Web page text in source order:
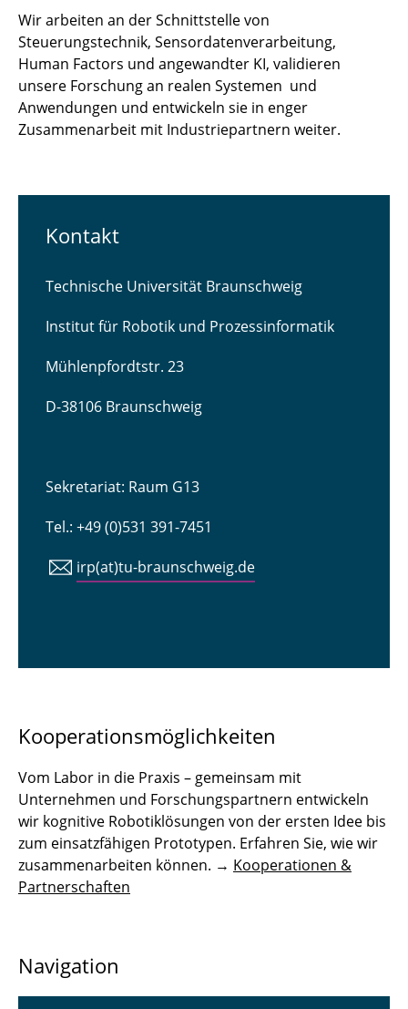
Wir arbeiten an der Schnittstelle von
Steuerungstechnik, Sensordatenverarbeitung,
Human Factors und angewandter KI, validieren
unsere Forschung an realen Systemen und
Anwendungen und entwickeln sie in enger
Zusammenarbeit mit Industriepartnern weiter.
Kontakt
Technische Universität Braunschweig
Institut für Robotik und Prozessinformatik
Mühlenpfordtstr. 23
D-38106 Braunschweig
Sekretariat: Raum G13
Tel.: +49 (0)531 391-7451
irp(at)tu-braunschweig.de
Kooperationsmöglichkeiten
Vom Labor in die Praxis – gemeinsam mit
Unternehmen und Forschungspartnern entwickeln
wir kognitive Robotiklösungen von der ersten Idee bis
zum einsatzfähigen Prototypen. Erfahren Sie, wie wir
zusammenarbeiten können. → Kooperationen &
Partnerschaften
Navigation